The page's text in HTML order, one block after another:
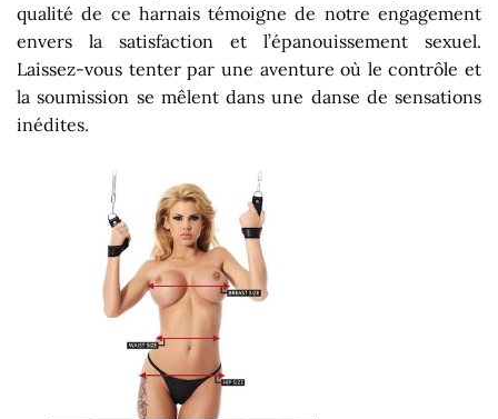
qualité de ce harnais témoigne de notre engagement
envers la satisfaction et l’épanouissement sexuel.
Laissez-vous tenter par une aventure où le contrôle et
la soumission se mêlent dans une danse de sensations
inédites.